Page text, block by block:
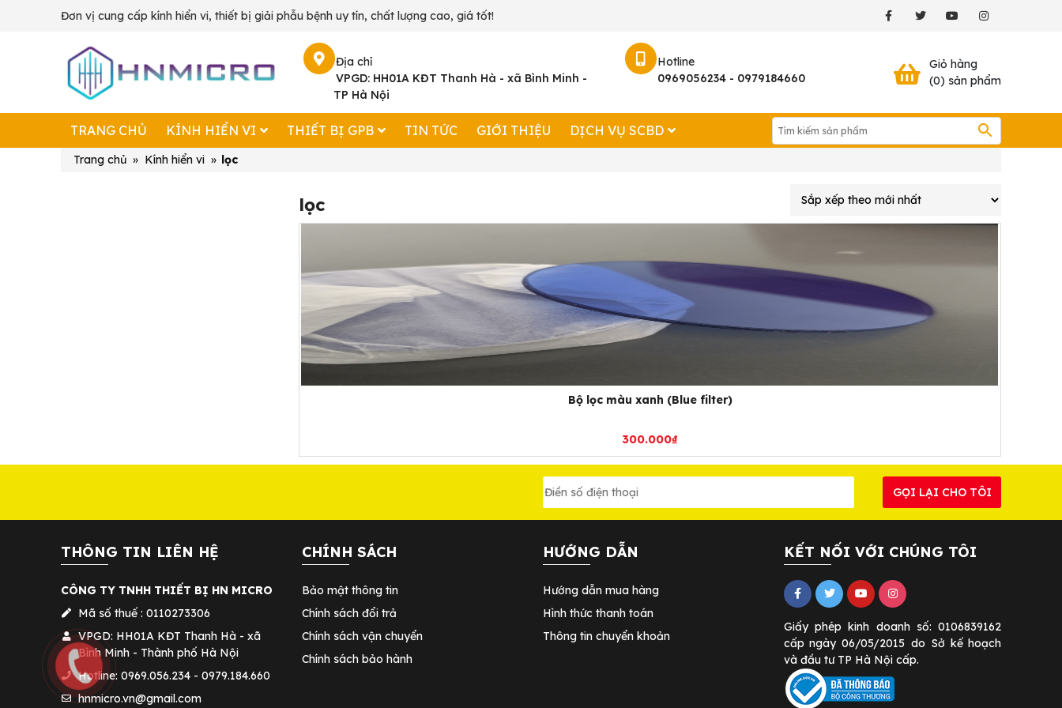
Đơn vị cung cấp kính hiển vi, thiết bị giải phẫu bệnh uy tín, chất lượng cao, giá tốt!
Địa chỉ
VPGD: HH01A KĐT Thanh Hà - xã Bình Minh -
TP Hà Nội
Hotline
0969056234 - 0979184660
Giỏ hàng
(0) sản phẩm
TRANG CHỦ KÍNH HIỂN VI THIẾT BỊ GPB TIN TỨC GIỚI THIỆU DỊCH VỤ SCBD
Trang chủ » Kính hiển vi » lọc
lọc
Bộ lọc màu xanh (Blue filter)
300.000₫
THÔNG TIN LIÊN HỆ
CÔNG TY TNHH THIẾT BỊ HN MICRO
Mã số thuế : 0110273306
VPGD: HH01A KĐT Thanh Hà - xã
Bình Minh - Thành phố Hà Nội
Hotline: 0969.056.234 - 0979.184.660
hnmicro.vn@gmail.com
CHÍNH SÁCH
Bảo mật thông tin
Chính sách đổi trả
Chính sách vận chuyển
Chính sách bảo hành
HƯỚNG DẪN
Hướng dẫn mua hàng
Hình thức thanh toán
Thông tin chuyển khoản
KẾT NỐI VỚI CHÚNG TÔI
Giấy phép kinh doanh số: 0106839162
cấp ngày 06/05/2015 do Sở kế hoạch
và đầu tư TP Hà Nội cấp.